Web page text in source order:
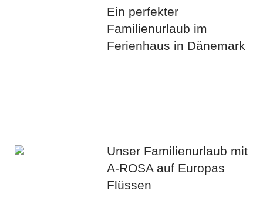
Ein perfekter
Familienurlaub im
Ferienhaus in Dänemark
Unser Familienurlaub mit
A-ROSA auf Europas
Flüssen